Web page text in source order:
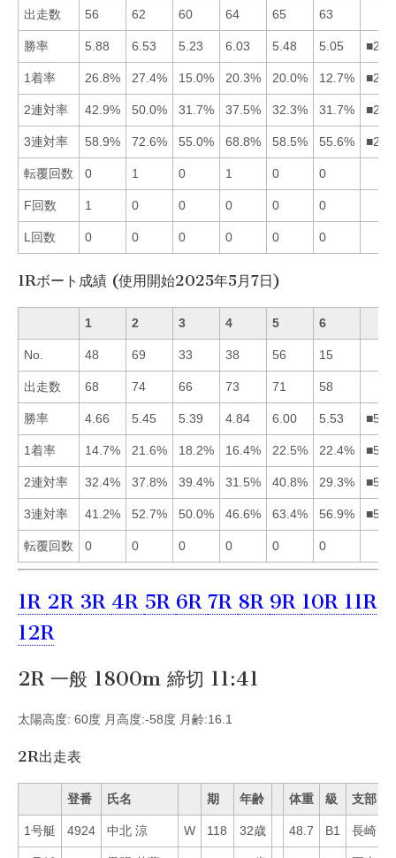
出走数 56 62 60 64 65 63
勝率 5.88 6.53 5.23 6.03 5.48 5.05
1着率 26.8% 27.4% 15.0% 20.3% 20.0% 12.7%
2連対率 42.9% 50.0% 31.7% 37.5% 32.3% 31.7%
3連対率 58.9% 72.6% 55.0% 68.8% 58.5% 55.6%
転覆回数 0 1 0 1 0 0
F回数 1 0 0 0 0 0
L回数 0 0 0 0 0 0
1Rボート成績 (使用開始2025年5月7日)
1 2 3 4 5 6
No. 48 69 33 38 56 15
出走数 68 74 66 73 71 58
勝率 4.66 5.45 5.39 4.84 6.00 5.53
1着率 14.7% 21.6% 18.2% 16.4% 22.5% 22.4%
2連対率 32.4% 37.8% 39.4% 31.5% 40.8% 29.3%
3連対率 41.2% 52.7% 50.0% 46.6% 63.4% 56.9%
転覆回数 0 0 0 0 0 0
1R 2R 3R 4R 5R 6R 7R 8R 9R 10R 11R
12R
2R 一般 1800m 締切 11:41
太陽高度: 60度 月高度:-58度 月齢:16.1
2R出走表
登番 氏名 期 年齢 体重 級 支部
1号艇 4924 中北 涼 W 118 32歳 48.7 B1 長崎